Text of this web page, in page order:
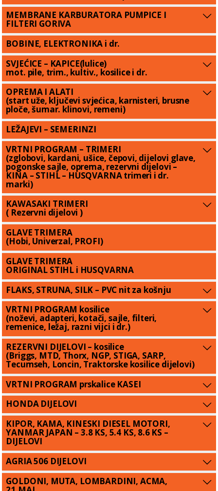
MEMBRANE KARBURATORA PUMPICE I
FILTERI GORIVA
BOBINE, ELEKTRONIKA i dr.
SVJEĆICE – KAPICE(lulice)
mot. pile, trim., kultiv., kosilice i dr.
OPREMA I ALATI
(start uže, ključevi svjećica, karnisteri, brusne
ploče, šumar. klinovi, remeni)
LEŽAJEVI – SEMERINZI
VRTNI PROGRAM – TRIMERI
(zglobovi, kardani, ušice, čepovi, dijelovi glave,
pogonske sajle, oprema, rezervni dijelovi –
KINA – STIHL – HUSQVARNA trimeri i dr.
marki)
KAWASAKI TRIMERI
( Rezervni dijelovi )
GLAVE TRIMERA
(Hobi, Univerzal, PROFI)
GLAVE TRIMERA
ORIGINAL STIHL i HUSQVARNA
FLAKS, STRUNA, SILK – PVC nit za košnju
VRTNI PROGRAM kosilice
(noževi, adapteri, kotači, sajle, filteri,
remenice, ležaj, razni vijci i dr.)
REZERVNI DIJELOVI – kosilice
(Briggs, MTD, Thorx, NGP, STIGA, SARP,
Tecumseh, Loncin, Traktorske kosilice dijelovi)
VRTNI PROGRAM prskalice KASEI
HONDA DIJELOVI
KIPOR, KAMA, KINESKI DIESEL MOTORI,
YANMAR JAPAN – 3.8 KS, 5.4 KS, 8.6 KS –
DIJELOVI
AGRIA 506 DIJELOVI
GOLDONI, MUTA, LOMBARDINI, ACMA,